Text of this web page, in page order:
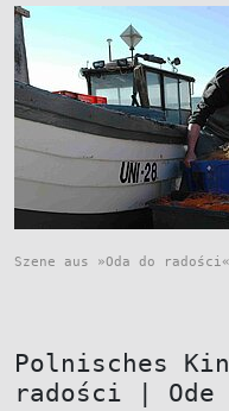
Szene aus »Oda do
Polnisches
radości | Ode